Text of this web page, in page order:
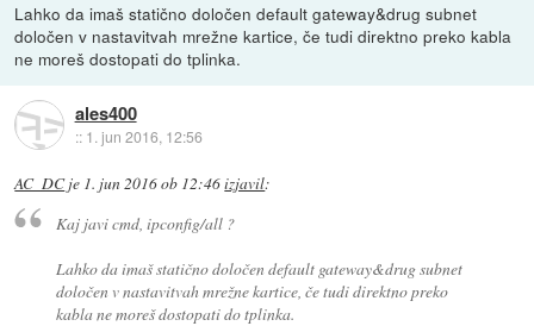
Lahko da imaš statično določen default gateway&drug subnet
določen v nastavitvah mrežne kartice, če tudi direktno preko kabla
ne moreš dostopati do tplinka.
ales400
:: 1. jun 2016, 12:56
AC_DCje 1. jun 2016 ob 12:46izjavil:
Kaj javi cmd, ipconfig/all ?
Lahko da imaš statično določen default gateway&drug subnet
določen v nastavitvah mrežne kartice, če tudi direktno preko
kabla ne moreš dostopati do tplinka.